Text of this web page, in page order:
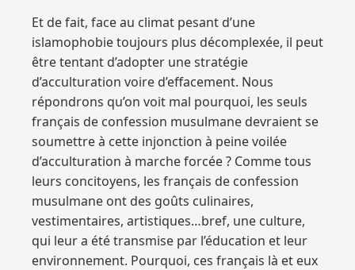
Et de fait, face au climat pesant d’une
islamophobie toujours plus décomplexée, il peut
être tentant d’adopter une stratégie
d’acculturation voire d’effacement. Nous
répondrons qu’on voit mal pourquoi, les seuls
français de confession musulmane devraient se
soumettre à cette injonction à peine voilée
d’acculturation à marche forcée ? Comme tous
leurs concitoyens, les français de confession
musulmane ont des goûts culinaires,
vestimentaires, artistiques…bref, une culture,
qui leur a été transmise par l’éducation et leur
environnement. Pourquoi, ces français là et eux